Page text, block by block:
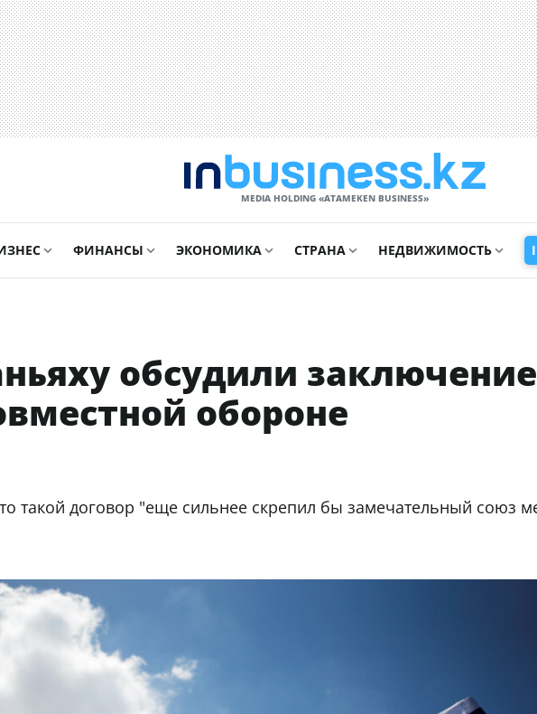
MEDIA HOLDING «ATAMEKЕN BUSINESS»
ФИНАНСЫ ЭКОНОМИКА СТРАНА НЕДВИЖИМОСТЬ
обсудили заключение
обороне
такой договор "еще сильнее скрепил бы замечательный союз